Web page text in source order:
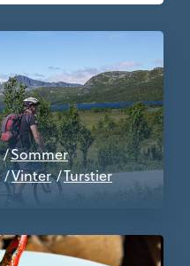
Sommer
Vinter Turstier